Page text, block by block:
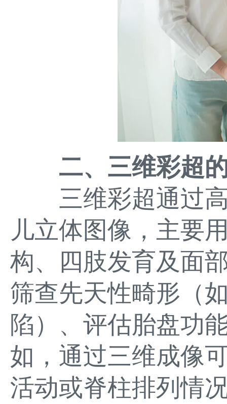
二、三维彩超
三维彩超通过高
儿立体图像，主要
构、四肢发育及面
筛查先天性畸形（
陷）、评估胎盘功
如，通过三维成像
活动或脊柱排列情